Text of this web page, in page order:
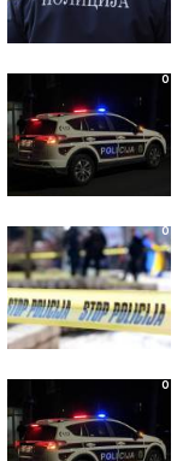
0
0
0